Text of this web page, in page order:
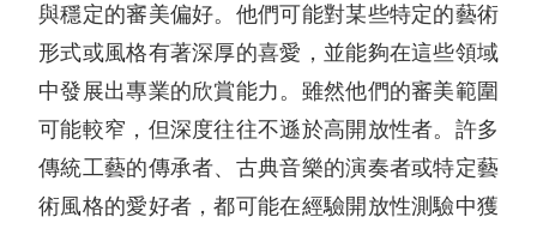
與穩定的審美偏好。他們可能對某些特定的藝術
形式或風格有著深厚的喜愛，並能夠在這些領域
中發展出專業的欣賞能力。雖然他們的審美範圍
可能較窄，但深度往往不遜於高開放性者。許多
傳統工藝的傳承者、古典音樂的演奏者或特定藝
術風格的愛好者，都可能在經驗開放性測驗中獲